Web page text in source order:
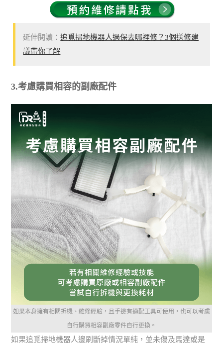
延伸閱讀：追覓掃地機器人過保去哪裡修？3個送修建
議帶你了解
3.考慮購買相容的副廠配件
如果本身擁有相關拆機、維修經驗，且手邊有適配工具可使用，也可以考慮
自行購買相容副廠零件自行更換。
如果追覓掃地機器人邊刷斷掉情況單純，並未傷及馬達或是